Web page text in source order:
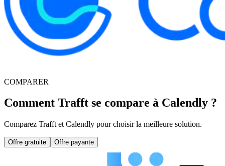
COMPARER
Comment Trafft se compare à Calendly ?
Comparez Trafft et Calendly pour choisir la meilleure solution.
Offre gratuite Offre payante